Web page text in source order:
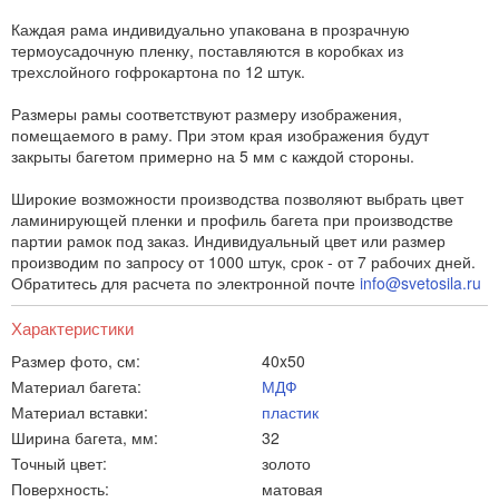
Каждая рама индивидуально упакована в прозрачную
термоусадочную пленку, поставляются в коробках из
трехслойного гофрокартона по 12 штук.
Размеры рамы соответствуют размеру изображения,
помещаемого в раму. При этом края изображения будут
закрыты багетом примерно на 5 мм с каждой стороны.
Широкие возможности производства позволяют выбрать цвет
ламинирующей пленки и профиль багета при производстве
партии рамок под заказ. Индивидуальный цвет или размер
производим по запросу от 1000 штук, срок - от 7 рабочих дней.
Обратитесь для расчета по электронной почте info@svetosila.ru
Характеристики
Размер фото, см:
40x50
Материал багета:
МДФ
Материал вставки:
пластик
Ширина багета, мм:
32
Точный цвет:
золото
Поверхность:
матовая